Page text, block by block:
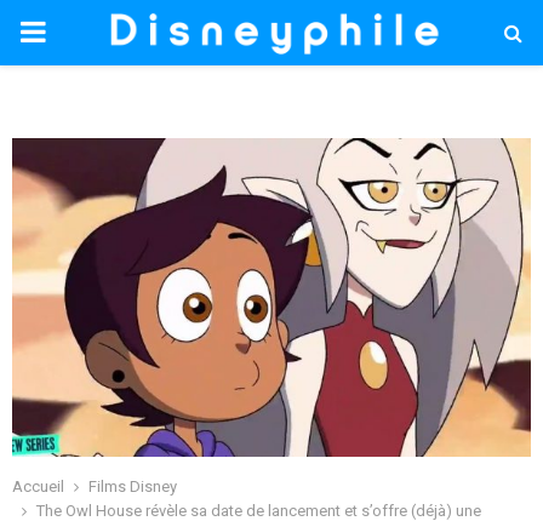
PRIMARY
Accueil
Films Disney
The Owl House révèle sa date de lancement et s’offre (déjà) une